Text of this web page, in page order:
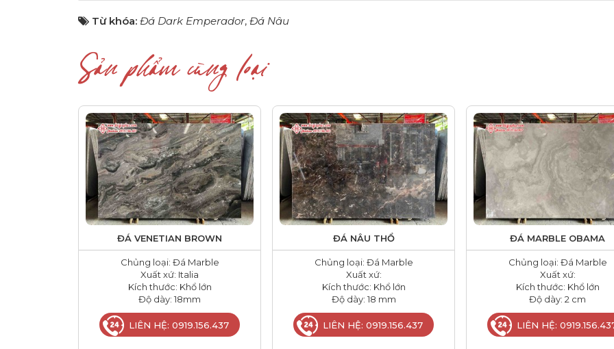
Từ khóa: Đá Dark Emperador, Đá Nâu
Sản phẩm cùng loại
ĐÁ VENETIAN BROWN
Chủng loại: Đá Marble
Xuất xứ: Italia
Kích thước: Khổ lớn
Độ dày: 18mm
LIÊN HỆ: 0919.156.437
ĐÁ NÂU THỔ
Chủng loại: Đá Marble
Xuất xứ:
Kích thước: Khổ lớn
Độ dày: 18 mm
LIÊN HỆ: 0919.156.437
ĐÁ MARBLE OBAMA
Chủng loại: Đá Marble
Xuất xứ:
Kích thước: Khổ lớn
Độ dày: 2 cm
LIÊN HỆ: